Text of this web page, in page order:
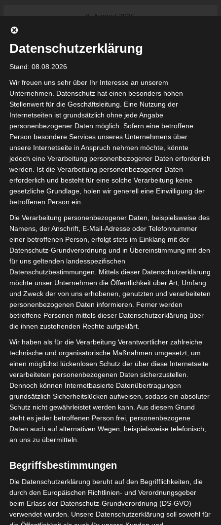
8. August 2026
beginnt am 22. und 23. August
2026 (Update)
Meisterschaft an
Ligue 1 Pro: Spielplan der ersten 15
Spieltage der Saison 2026/2027
Ligue 2 Pro Tunesien 2026/2027 –
Saison beginnt am am 19./20.
September 2026
Internationaler Sportgerichtshof
lehnt Eilverfahren ab – AS Soliman
steuert auf die Ligue 2 zu
tunesienfussball.de
Tunesien Ligafußball
von Google Adsense (Google Ireland Limited, Gordon House, Barrow
Ireland) benötigen wir laut DSGVO Ihre Zustimmung. Es werden seitens
Daten erhoben, verarbeitet und gespeichert. Welche Daten genau
bitte den Datenschutzbedingungen.
Google Adsenseist deaktiviert. ✓ Erlauben Datenschutzbedingungen
Sie befinden sich hier:Startseite»Spieler»Wael
Ferjani
Wael Ferjani
Voller Name Wael Ferjani
Position Offensivspieler
Aktuelles Team
Avenir Sportif de
Kasserine (ASK)
Nationalität
Geburtstag
GESAMTE STATISTIK
Datenschutzerklärung
Stand: 08.08.2026
Wir freuen uns sehr über Ihr Interesse an unserem
Unternehmen. Datenschutz hat einen besonders hohen
Stellenwert für die Geschäftsleitung. Eine Nutzung der
Internetseiten ist grundsätzlich ohne jede Angabe
personenbezogener Daten möglich. Sofern eine betroffene
Person besondere Services unseres Unternehmens über
unsere Internetseite in Anspruch nehmen möchte, könnte
jedoch eine Verarbeitung personenbezogener Daten erforderlich
werden. Ist die Verarbeitung personenbezogener Daten
erforderlich und besteht für eine solche Verarbeitung keine
gesetzliche Grundlage, holen wir generell eine Einwilligung der
betroffenen Person ein.
Die Verarbeitung personenbezogener Daten, beispielsweise des
Namens, der Anschrift, E-Mail-Adresse oder Telefonnummer
einer betroffenen Person, erfolgt stets im Einklang mit der
Datenschutz-Grundverordnung und in Übereinstimmung mit den
für uns geltenden landesspezifischen
Datenschutzbestimmungen. Mittels dieser Datenschutzerklärung
möchte unser Unternehmen die Öffentlichkeit über Art, Umfang
und Zweck der von uns erhobenen, genutzten und verarbeiteten
personenbezogenen Daten informieren. Ferner werden
betroffene Personen mittels dieser Datenschutzerklärung über
die ihnen zustehenden Rechte aufgeklärt.
Wir haben als für die Verarbeitung Verantwortlicher zahlreiche
technische und organisatorische Maßnahmen umgesetzt, um
einen möglichst lückenlosen Schutz der über diese Internetseite
verarbeiteten personenbezogenen Daten sicherzustellen.
Dennoch können Internetbasierte Datenübertragungen
grundsätzlich Sicherheitslücken aufweisen, sodass ein absoluter
Schutz nicht gewährleistet werden kann. Aus diesem Grund
steht es jeder betroffenen Person frei, personenbezogene
Daten auch auf alternativen Wegen, beispielsweise telefonisch,
an uns zu übermitteln.
Begriffsbestimmungen
Die Datenschutzerklärung beruht auf den Begrifflichkeiten, die
durch den Europäischen Richtlinien- und Verordnungsgeber
beim Erlass der Datenschutz-Grundverordnung (DS-GVO)
verwendet wurden. Unsere Datenschutzerklärung soll sowohl für